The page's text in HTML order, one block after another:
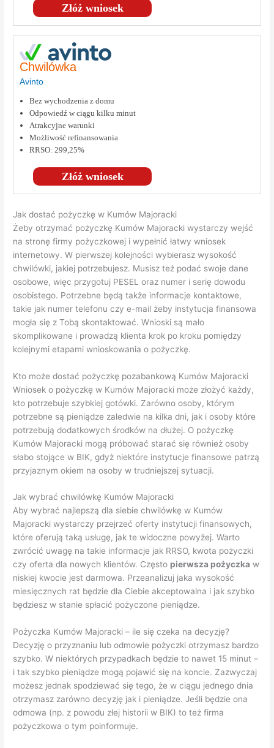
Złóż wniosek
Chwilówka
Avinto
Złóż wniosek
Bez wychodzenia z domu
Odpowiedź w ciągu kilku minut
Atrakcyjne warunki
Możliwość refinansowania
RRSO: 299,25%
Jak dostać pożyczkę w Kumów Majoracki
Żeby otrzymać pożyczkę Kumów Majoracki wystarczy wejść
na stronę firmy pożyczkowej i wypełnić łatwy wniosek
internetowy. W pierwszej kolejności wybierasz wysokość
chwilówki, jakiej potrzebujesz. Musisz też podać swoje dane
osobowe, więc przygotuj PESEL oraz numer i serię dowodu
osobistego. Potrzebne będą także informacje kontaktowe,
takie jak numer telefonu czy e-mail żeby instytucja finansowa
mogła się z Tobą skontaktować. Wnioski są mało
skomplikowane i prowadzą klienta krok po kroku pomiędzy
kolejnymi etapami wnioskowania o pożyczkę.
Kto może dostać pożyczkę pozabankową Kumów Majoracki
Wniosek o pożyczkę w Kumów Majoracki może złożyć każdy,
kto potrzebuje szybkiej gotówki. Zarówno osoby, którym
potrzebne są pieniądze zaledwie na kilka dni, jak i osoby które
potrzebują dodatkowych środków na dłużej. O pożyczkę
Kumów Majoracki mogą próbować starać się również osoby
słabo stojące w BIK, gdyż niektóre instytucje finansowe patrzą
przyjaznym okiem na osoby w trudniejszej sytuacji.
Jak wybrać chwilówkę Kumów Majoracki
Aby wybrać najlepszą dla siebie chwilówkę w Kumów
Majoracki wystarczy przejrzeć oferty instytucji finansowych,
które oferują taką usługę, jak te widoczne powyżej. Warto
zwrócić uwagę na takie informacje jak RRSO, kwota pożyczki
czy oferta dla nowych klientów. Często pierwsza pożyczka w
niskiej kwocie jest darmowa. Przeanalizuj jaka wysokość
miesięcznych rat będzie dla Ciebie akceptowalna i jak szybko
będziesz w stanie spłacić pożyczone pieniądze.
Pożyczka Kumów Majoracki – ile się czeka na decyzję?
Decyzję o przyznaniu lub odmowie pożyczki otrzymasz bardzo
szybko. W niektórych przypadkach będzie to nawet 15 minut –
i tak szybko pieniądze mogą pojawić się na koncie. Zazwyczaj
możesz jednak spodziewać się tego, że w ciągu jednego dnia
otrzymasz zarówno decyzję jak i pieniądze. Jeśli będzie ona
odmowa (np. z powodu złej historii w BIK) to też firma
pożyczkowa o tym poinformuje.